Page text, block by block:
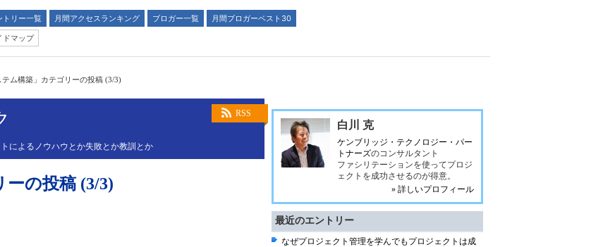
トリー一覧 月間アクセスランキング ブロガー一覧
月間ブロガーベスト30
ドマップ
テム構築」カテゴリーの投稿 (3/3)
RSS
によるノウハウとか失敗とか教訓とか
ーの投稿 (3/3)
白川 克
ケンブリッジ・テクノロジー・パー
トナーズのコンサルタント
ファシリテーションを使ってプロジ
ェクトを成功させるのが得意。
» 詳しいプロフィール
最近のエントリー
なぜプロジェクト管理を学んでもプロジェクトは成